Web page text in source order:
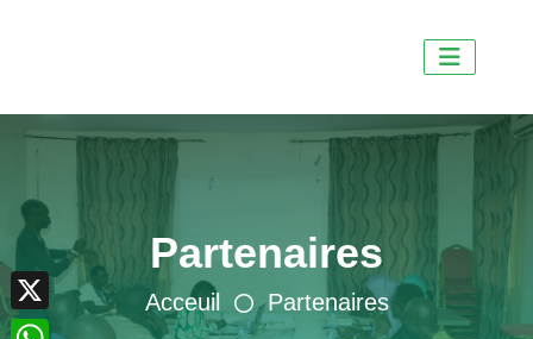
X
WhatsApp
Partenaires
Acceuil Partenaires